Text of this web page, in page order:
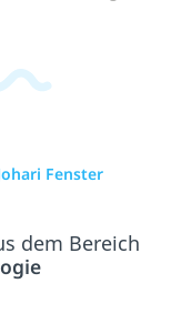
Fenster
dem Bereich